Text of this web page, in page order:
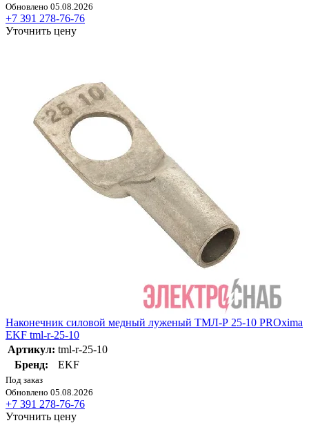
Обновлено 05.08.2026
+7 391 278-76-76
Уточнить цену
Наконечник силовой медный луженый ТМЛ-Р 25-10 PROxima
EKF tml-r-25-10
Артикул: tml-r-25-10
Бренд:
EKF
Под заказ
Обновлено 05.08.2026
+7 391 278-76-76
Уточнить цену